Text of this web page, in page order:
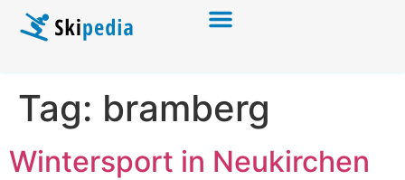
Tag: bramberg
Wintersport in Neukirchen